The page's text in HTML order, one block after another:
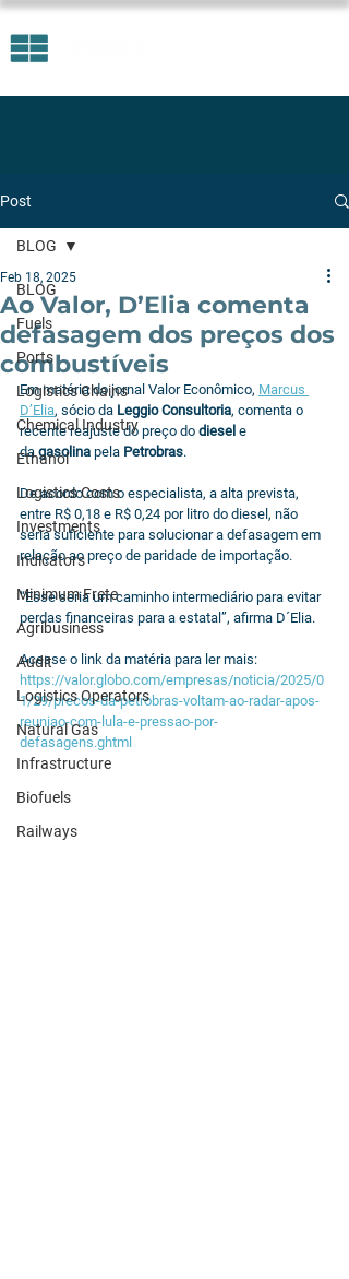
Post
BLOG
Fuels
Ports
Logistics Chains
Chemical Industry
Ethanol
Logistics Costs
Investments
Indicators
Minimum Frete
Agribusiness
Audit
Logistics Operators
Natural Gas
Infrastructure
Biofuels
Railways
BLOG
Ao Valor, D’Elia comenta
defasagem dos preços dos
combustíveis
Feb 18, 2025
Em matéria do jornal Valor Econômico, Marcus
D’Elia, sócio da Leggio Consultoria, comenta o
recente reajuste do preço do diesel e
da gasolina pela Petrobras.
De acordo com o especialista, a alta prevista,
entre R$ 0,18 e R$ 0,24 por litro do diesel, não
seria suficiente para solucionar a defasagem em
relação ao preço de paridade de importação.
“Esse seria um caminho intermediário para evitar
perdas financeiras para a estatal”, afirma D´Elia.
Acesse o link da matéria para ler mais:
https://valor.globo.com/empresas/noticia/2025/0
1/29/precos-da-petrobras-voltam-ao-radar-apos-
reuniao-com-lula-e-pressao-por-
defasagens.ghtml